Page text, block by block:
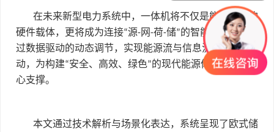
在未来新型电力系统中，一体机将不仅是能量转换的
硬件载体，更将成为连接“源-网-荷-储”的智能节点，通
过数据驱动的动态调节，实现能源流与信息流的双向互
动，为构建“安全、高效、绿色”的现代能源体系提供核
心支撑。
本文通过技术解析与场景化表达，系统呈现了欧式储